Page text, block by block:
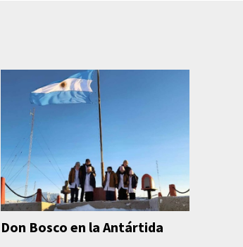
Don Bosco en la Antártida